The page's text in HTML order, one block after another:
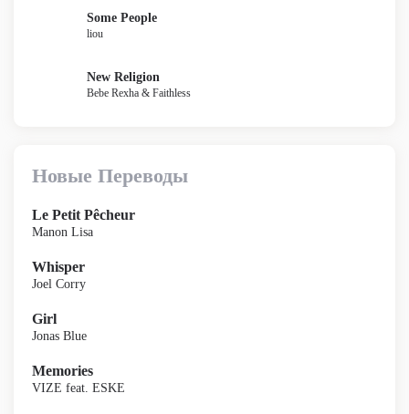
Some People
liou
New Religion
Bebe Rexha & Faithless
Новые Переводы
Le Petit Pêcheur
Manon Lisa
Whisper
Joel Corry
Girl
Jonas Blue
Memories
VIZE feat. ESKE